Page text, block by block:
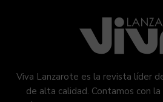
Viva Lanzarote es la revista líder
de alta calidad. Contamos con